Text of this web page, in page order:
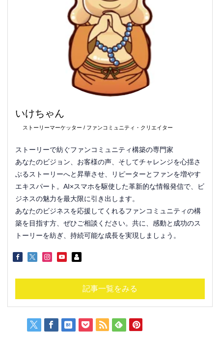
いけちゃん
ストーリーマーケッター / ファンコミュニティ・クリエイター
ストーリーで紡ぐファンコミュニティ構築の専門家
あなたのビジョン、お客様の声、そしてチャレンジを心揺さ
ぶるストーリーへと昇華させ、リピーターとファンを増やす
エキスパート。AI×スマホを駆使した革新的な情報発信で、ビ
ジネスの魅力を最大限に引き出します。
あなたのビジネスを応援してくれるファンコミュニティの構
築を目指す方、ぜひご相談ください。共に、感動と成功のス
トーリーを紡ぎ、持続可能な成長を実現しましょう。
記事一覧をみる